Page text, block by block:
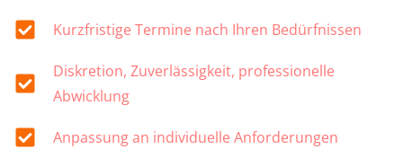
Kurzfristige Termine nach Ihren Bedürfnissen
Diskretion, Zuverlässigkeit, professionelle
Abwicklung
Anpassung an individuelle Anforderungen